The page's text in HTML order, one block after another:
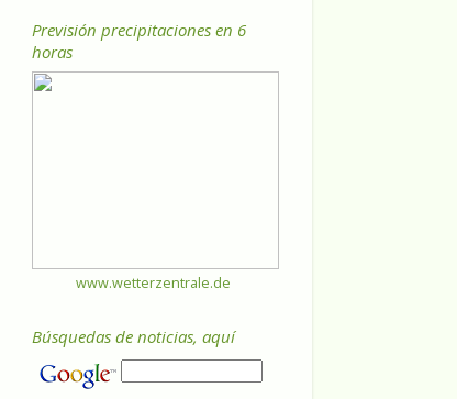
Previsión precipitaciones en 6
horas
www.wetterzentrale.de
Búsquedas de noticias, aquí